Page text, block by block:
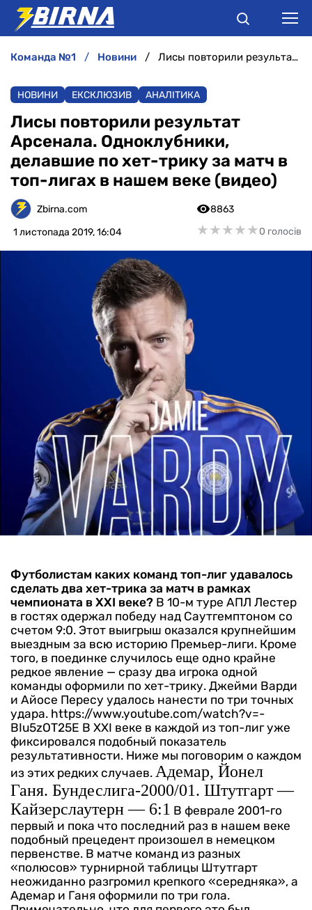
АНАЛІТИКА
ІНТЕРВ'Ю
РІЗНЕ
БУКМЕКЕРИ
команда №1 новини Лисы повторили результат Арсенала. Одноклубники, делавшие по хет-трику за матч в топ-лигах в нашем веке (видео)
НОВИНИ ЕКСКЛЮЗИВ АНАЛІТИКА
Лисы повторили результат
Арсенала. Одноклубники,
делавшие по хет-трику за матч в
топ-лигах в нашем веке (видео)
Zbirna.com
1 листопада 2019, 16:04
8863
★★★★★
★★★★★0 голосів
Футболистам каких команд топ-лиг удавалось
сделать два хет-трика за матч в рамках
чемпионата в XXI веке? В 10-м туре АПЛ Лестер
в гостях одержал победу над Саутгемптоном со
счетом 9:0. Этот выигрыш оказался крупнейшим
выездным за всю историю Премьер-лиги. Кроме
того, в поединке случилось еще одно крайне
редкое явление — сразу два игрока одной
команды оформили по хет-трику. Джейми Варди
и Айосе Пересу удалось нанести по три точных
удара. https://www.youtube.com/watch?v=-
BIu5zOT25E В XXI веке в каждой из топ-лиг уже
фиксировался подобный показатель
результативности. Ниже мы поговорим о каждом
из этих редких случаев. Адемар, Йонел
Ганя. Бундеслига-2000/01. Штутгарт —
Кайзерслаутерн — 6:1 В феврале 2001-го
первый и пока что последний раз в нашем веке
подобный прецедент произошел в немецком
первенстве. В матче команд из разных
«полюсов» турнирной таблицы Штутгарт
неожиданно разгромил крепкого «середняка», а
Адемар и Ганя оформили по три гола.